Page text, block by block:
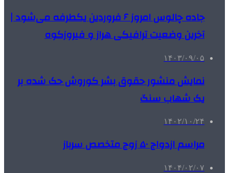
جاده چالوس امروز ۶ فروردین یکطرفه می‌شود |
آخرین وضعیت ترافیکی هراز و فیروزکوه
۱۴۰۳/۰۹/۰۵
نمایش منشور حقوق بشر کوروش حک شده بر
یک شهاب سنگ
۱۴۰۲/۱۰/۲۴
مراسم ازدواج ۵۰ زوج متخصص سرباز
۱۴۰۴/۰۲/۰۷